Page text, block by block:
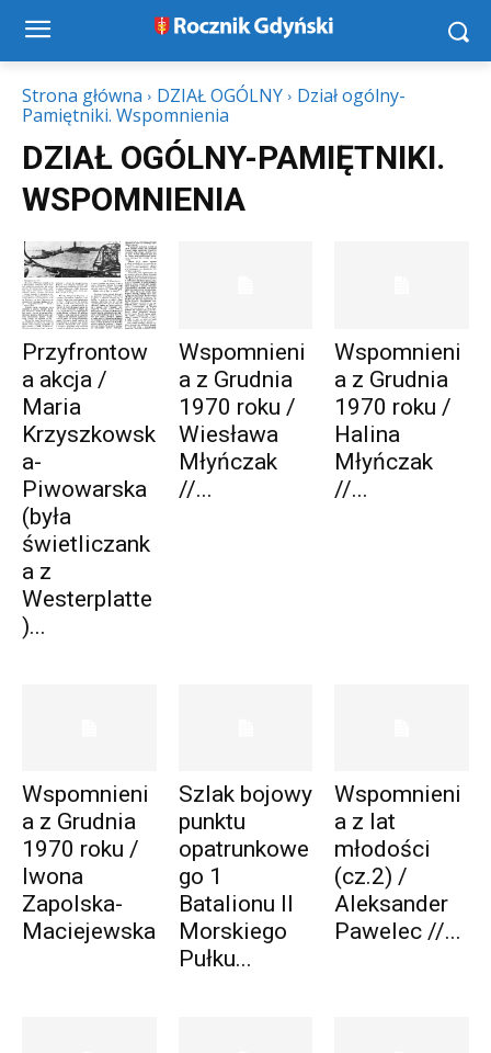
Strona główna DZIAŁ OGÓLNY
Dział ogólny-
Pamiętniki. Wspomnienia
DZIAŁ OGÓLNY-PAMIĘTNIKI.
WSPOMNIENIA
Przyfrontow
a akcja /
Maria
Krzyszkowsk
a-
Piwowarska
(była
świetliczank
a z
Westerplatte
)...
Wspomnieni
a z Grudnia
1970 roku /
Wiesława
Młyńczak
//...
Wspomnieni
a z Grudnia
1970 roku /
Halina
Młyńczak
//...
Wspomnieni
a z Grudnia
1970 roku /
Iwona
Zapolska-
Maciejewska
Szlak bojowy
punktu
opatrunkowe
go 1
Batalionu II
Morskiego
Pułku...
Wspomnieni
a z lat
młodości
(cz.2) /
Aleksander
Pawelec //...